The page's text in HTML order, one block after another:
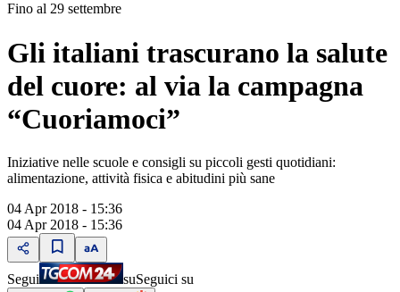
Fino al 29 settembre
Gli italiani trascurano la salute
del cuore: al via la campagna
“Cuoriamoci”
Iniziative nelle scuole e consigli su piccoli gesti quotidiani:
alimentazione, attività fisica e abitudini più sane
04 Apr 2018 - 15:36
04 Apr 2018 - 15:36
Segui suSeguici su